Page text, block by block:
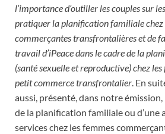
l’importance d’outiller les couples sur
pratiquer la planification familiale chez
commerçantes transfrontalières et de
travail d’iPeace dans le cadre de la
(santé sexuelle et reproductive) chez
petit commerce transfrontalier. En
aussi, présenté, dans notre émission,
de la planification familiale ou d’une
services chez les femmes